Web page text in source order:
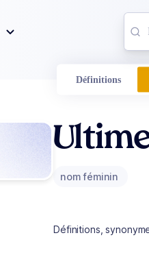
Définitions
nom féminin
Définitions,